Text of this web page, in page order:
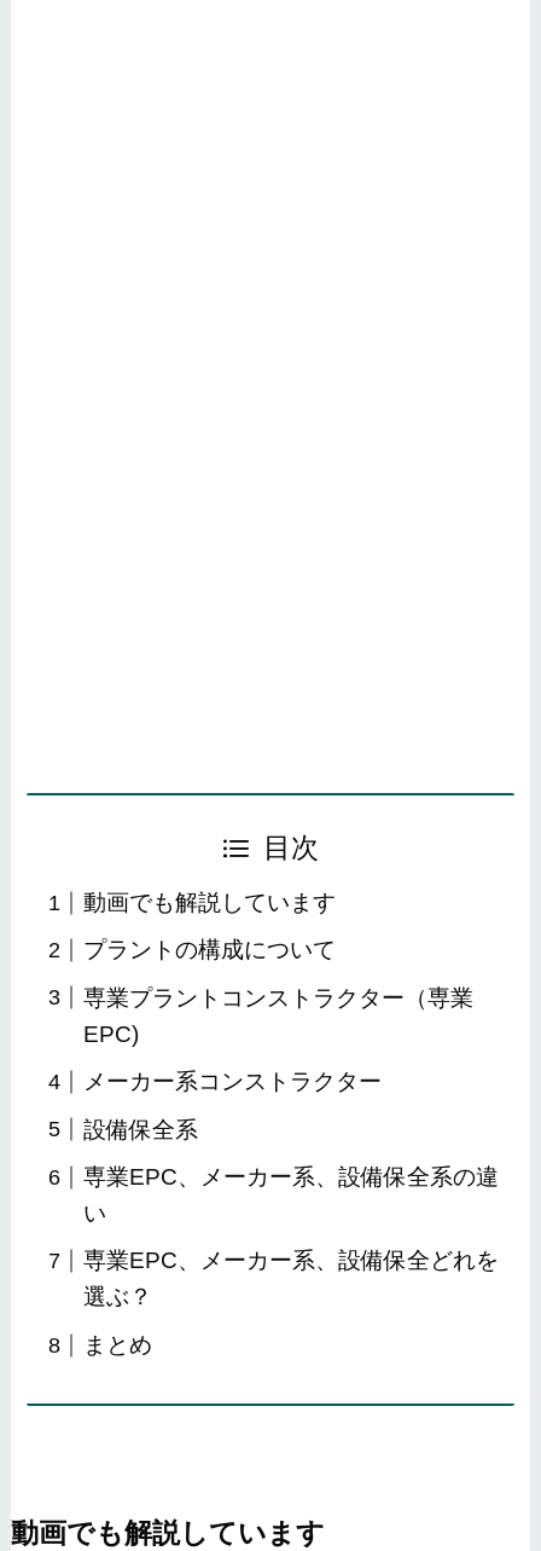
目次
動画でも解説しています
プラントの構成について
専業プラントコンストラクター（専業
EPC)
メーカー系コンストラクター
設備保全系
専業EPC、メーカー系、設備保全系の違
い
専業EPC、メーカー系、設備保全どれを
選ぶ？
まとめ
動画でも解説しています